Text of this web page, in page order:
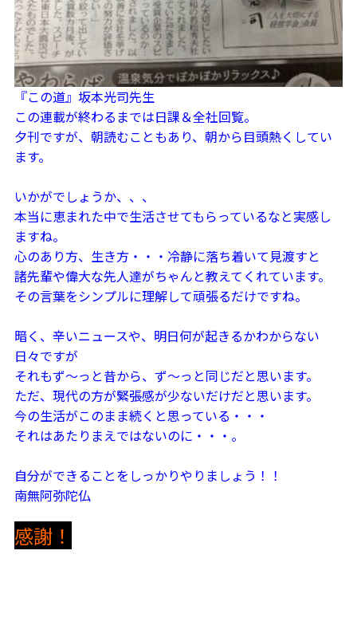
『この道』坂本光司先生
この連載が終わるまでは日課＆全社回覧。
夕刊ですが、朝読むこともあり、朝から目頭熱くしてい
ます。
いかがでしょうか、、、
本当に恵まれた中で生活させてもらっているなと実感し
ますね。
心のあり方、生き方・・・冷静に落ち着いて見渡すと
諸先輩や偉大な先人達がちゃんと教えてくれています。
その言葉をシンプルに理解して頑張るだけですね。
暗く、辛いニュースや、明日何が起きるかわからない
日々ですが
それもず～っと昔から、ず～っと同じだと思います。
ただ、現代の方が緊張感が少ないだけだと思います。
今の生活がこのまま続くと思っている・・・
それはあたりまえではないのに・・・。
自分ができることをしっかりやりましょう！！
南無阿弥陀仏
感謝！